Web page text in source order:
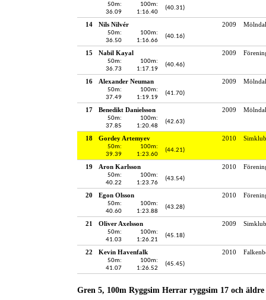
50m:
36.09
100m:
1:16.40
(40.31)
14 Nils Nilvér 2009
50m:
36.50
100m:
1:16.66
(40.16)
15 Nabil Kayal 2009
50m:
36.73
100m:
1:17.19
(40.46)
16 Alexander Neuman 2009
50m:
37.49
100m:
1:19.19
(41.70)
17 Benedikt Danielsson 2009
50m:
37.85
100m:
1:20.48
(42.63)
18 Gordey Artemyev 2010
50m:
39.39
100m:
1:23.60
(44.21)
19 Aron Karlsson 2010
50m:
40.22
100m:
1:23.76
(43.54)
20 Egon Olsson 2010
50m:
40.60
100m:
1:23.88
(43.28)
21 Oliver Axelsson 2009
50m:
41.03
100m:
1:26.21
(45.18)
22 Kevin Havenfalk 2010
50m:
41.07
100m:
1:26.52
(45.45)
Gren 5, 100m Ryggsim Herrar ryggsim 17 och äldre